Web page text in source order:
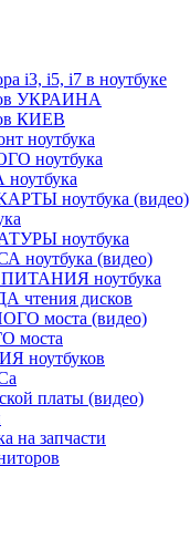
i3, i5, i7 в ноутбуке
УКРАИНА
КИЕВ
ноутбука
ноутбука
ноутбука (видео)
ноутбука
ноутбука (видео)
ноутбука
чтения дисков
моста (видео)
моста
ноутбуков
платы (видео)
на запчасти